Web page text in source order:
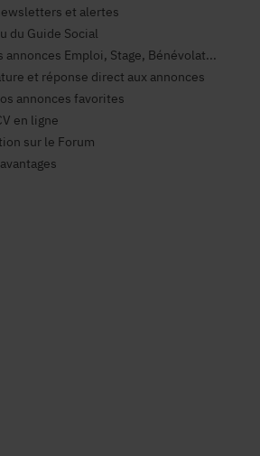
et alertes
du Guide Social
Emploi, Stage, Bénévolat...
et réponse direct aux annonces
annonces favorites
en ligne
sur le Forum